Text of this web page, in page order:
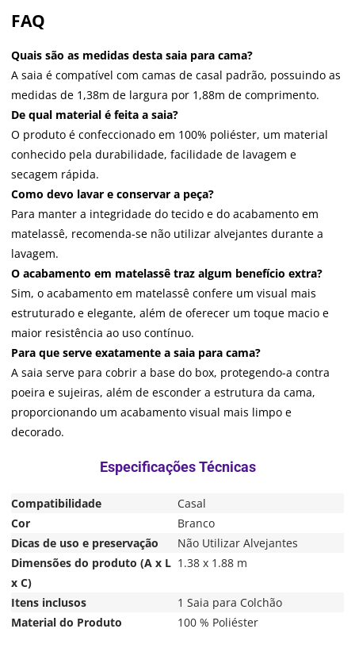
FAQ
Quais são as medidas desta saia para cama?
A saia é compatível com camas de casal padrão, possuindo as
medidas de 1,38m de largura por 1,88m de comprimento.
De qual material é feita a saia?
O produto é confeccionado em 100% poliéster, um material
conhecido pela durabilidade, facilidade de lavagem e
secagem rápida.
Como devo lavar e conservar a peça?
Para manter a integridade do tecido e do acabamento em
matelassê, recomenda-se não utilizar alvejantes durante a
lavagem.
O acabamento em matelassê traz algum benefício extra?
Sim, o acabamento em matelassê confere um visual mais
estruturado e elegante, além de oferecer um toque macio e
maior resistência ao uso contínuo.
Para que serve exatamente a saia para cama?
A saia serve para cobrir a base do box, protegendo-a contra
poeira e sujeiras, além de esconder a estrutura da cama,
proporcionando um acabamento visual mais limpo e
decorado.
Compatibilidade
Casal
Cor
Branco
Dicas de uso e preservação
Não Utilizar Alvejantes
Dimensões do produto (A x L
x C)
1.38 x 1.88 m
Itens inclusos
1 Saia para Colchão
Material do Produto
100 % Poliéster